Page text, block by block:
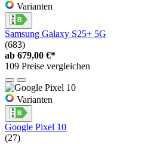
Varianten
Samsung Galaxy S25+ 5G
(683)
ab 679,00 €*
109 Preise vergleichen
Varianten
Google Pixel 10
(27)